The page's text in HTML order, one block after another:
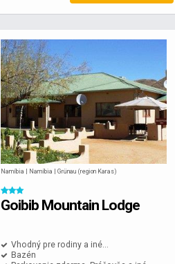
Namíbia | Namíbia | Grünau (region Karas)
Goibib Mountain Lodge
Vhodný pre rodiny a iné...
Bazén